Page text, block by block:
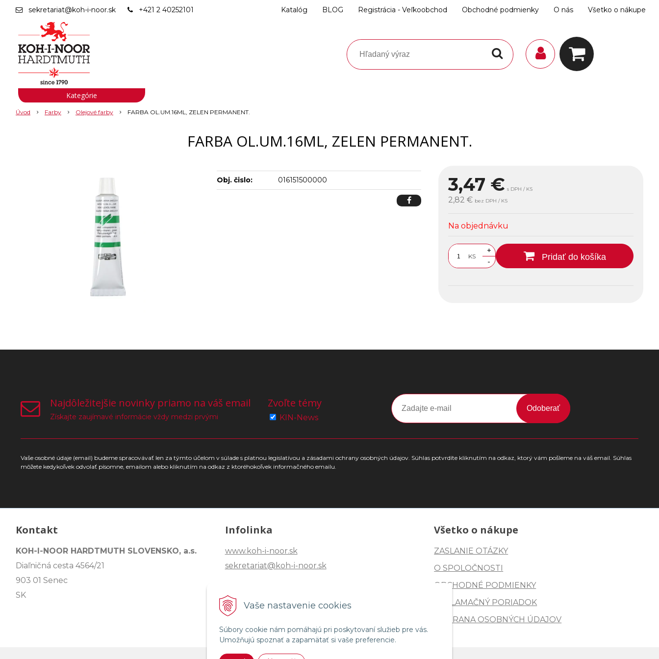
Vaše nastavenie cookies
Súbory cookie nám pomáhajú pri poskytovaní služieb pre vás.
Umožňujú spoznať a zapamätať si vaše preferencie.
sekretariat@koh-i-noor.sk +421 2 40252101 Katalóg BLOG Registrácia - Veľkoobchod Obchodné podmienky O nás Všetko o nákupe
Úvod Farby Olejové farby FARBA OL.UM.16ML, ZELEN PERMANENT.
FARBA OL.UM.16ML, ZELEN PERMANENT.
3,47 € s DPH / KS
2,82 € bez DPH / KS
Na objednávku
KS
+
-
Pridať do košíka
Obj. čislo: 016151500000
Kategórie
Najdôležitejšie novinky priamo na váš email
Získajte zaujímavé informácie vždy medzi prvými
Zvoľte témy
KIN-News
Odoberať
Vaše osobné údaje (email) budeme spracovávať len za týmto účelom v súlade s platnou legislatívou a zásadami ochrany osobných údajov. Súhlas potvrdíte kliknutím na odkaz, ktorý vám pošleme na váš email. Súhlas
môžete kedykoľvek odvolať písomne, emailom alebo kliknutím na odkaz z ktoréhokoľvek informačného emailu.
Kontakt
KOH-I-NOOR HARDTMUTH SLOVENSKO, a.s.
Diaľničná cesta 4564/21
903 01 Senec
SK
Infolinka
www.koh-i-noor.sk
sekretariat@koh-i-noor.sk
Tel: +421 2 40252101
Fax: +421 2 44872870
Všetko o nákupe
ZASLANIE OTÁZKY
O SPOLOČNOSTI
OBCHODNÉ PODMIENKY
REKLAMAČNÝ PORIADOK
OCHRANA OSOBNÝCH ÚDAJOV